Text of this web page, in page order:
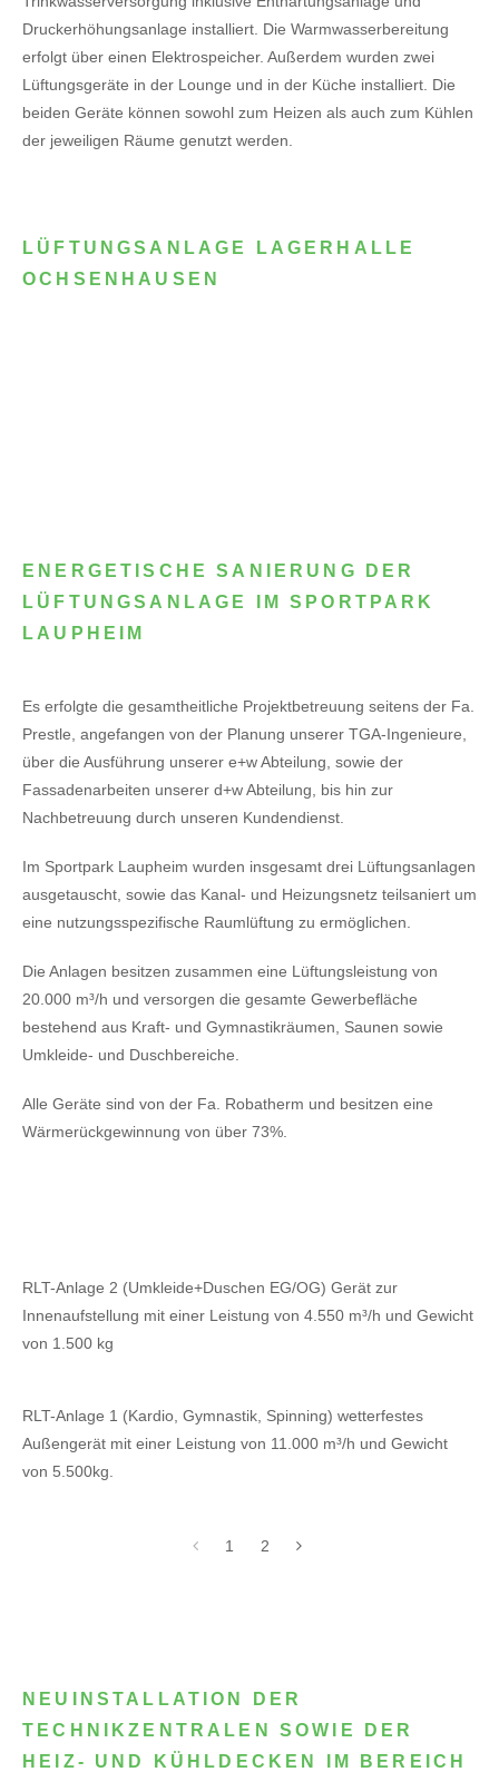
Druckerhöhungsanlage installiert. Die Warmwasserbereitung
erfolgt über einen Elektrospeicher. Außerdem wurden zwei
Lüftungsgeräte in der Lounge und in der Küche installiert. Die
beiden Geräte können sowohl zum Heizen als auch zum Kühlen
der jeweiligen Räume genutzt werden.
LÜFTUNGSANLAGE LAGERHALLE
OCHSENHAUSEN
ENERGETISCHE SANIERUNG DER
LÜFTUNGSANLAGE IM SPORTPARK
LAUPHEIM
Es erfolgte die gesamtheitliche Projektbetreuung seitens der Fa.
Prestle, angefangen von der Planung unserer TGA-Ingenieure,
über die Ausführung unserer e+w Abteilung, sowie der
Fassadenarbeiten unserer d+w Abteilung, bis hin zur
Nachbetreuung durch unseren Kundendienst.
Im Sportpark Laupheim wurden insgesamt drei Lüftungsanlagen
ausgetauscht, sowie das Kanal- und Heizungsnetz teilsaniert um
eine nutzungsspezifische Raumlüftung zu ermöglichen.
Die Anlagen besitzen zusammen eine Lüftungsleistung von
20.000 m³/h und versorgen die gesamte Gewerbefläche
bestehend aus Kraft- und Gymnastikräumen, Saunen sowie
Umkleide- und Duschbereiche.
Alle Geräte sind von der Fa. Robatherm und besitzen eine
Wärmerückgewinnung von über 73%.
RLT-Anlage 2 (Umkleide+Duschen EG/OG) Gerät zur
Innenaufstellung mit einer Leistung von 4.550 m³/h und Gewicht
von 1.500 kg
RLT-Anlage 1 (Kardio, Gymnastik, Spinning) wetterfestes
Außengerät mit einer Leistung von 11.000 m³/h und Gewicht
von 5.500kg.
1 2
NEUINSTALLATION DER
TECHNIKZENTRALEN SOWIE DER
HEIZ- UND KÜHLDECKEN IM BEREICH